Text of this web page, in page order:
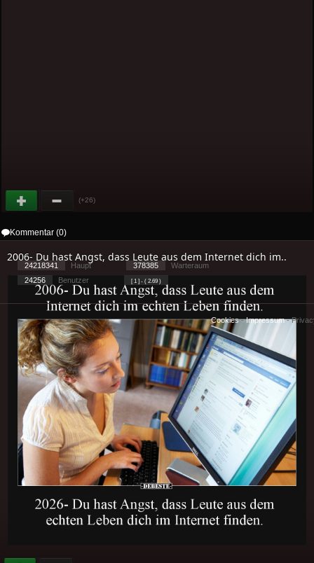
(+26)
Kommentar (0)
2006- Du hast Angst, dass Leute aus dem Internet dich im..
24218341 Haupt 378385
Warteraum
24256
Benutzer [ 1 ] - ( 2.69 )
Cookies-Impressum-